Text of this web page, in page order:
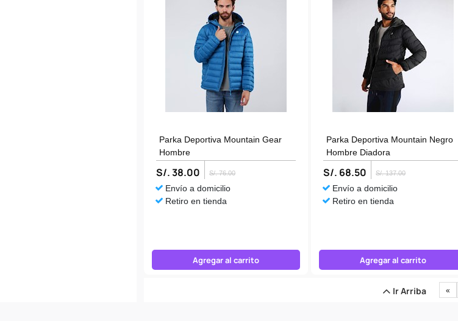
Parka Deportiva Mountain Gear
Hombre
S/. 38.00 S/. 76.00
Envío a domicilio
Retiro en tienda
Agregar al carrito
Parka Deportiva Mountain Negro
Hombre Diadora
S/. 68.50 S/. 137.00
Envío a domicilio
Retiro en tienda
Agregar al carrito
Ir Arriba «